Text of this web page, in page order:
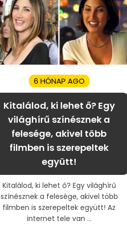
6 HÓNAP AGO
Kitalálod, ki lehet ő? Egy
világhírű színésznek a
felesége, akivel több
filmben is szerepeltek
együtt!
Kitalálod, ki lehet ő? Egy világhírű
színésznek a felesége, akivel több
filmben is szerepeltek együtt! Az
internet tele van ...